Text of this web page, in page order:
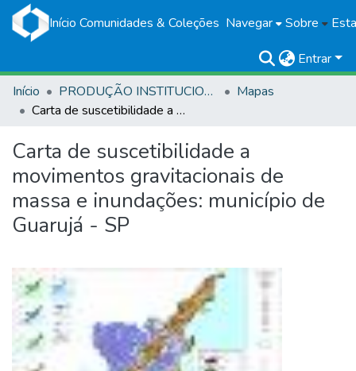
Início Comunidades & Coleções Navegar Sobre
Entrar
Início
PRODUÇÃO INSTITUCIONAL
Mapas
Carta de suscetibilidade a movimentos gravitacionais de massa e inundações: município de Guarujá - SP
Carta de suscetibilidade a
movimentos gravitacionais de
massa e inundações: município de
Guarujá - SP